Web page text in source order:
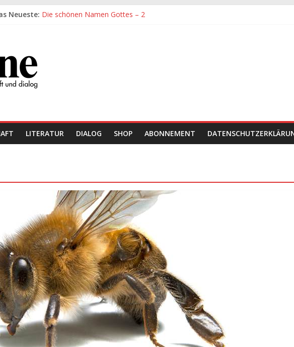
Neueste: Die schönen Namen Gottes – 2
LITERATUR DIALOG SHOP ABONNEMENT